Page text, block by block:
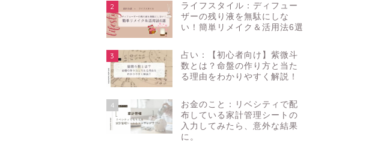
2
ライフスタイル：ディフュー
ザーの残り液を無駄にしな
い！簡単リメイク＆活用法6選
3
占い：【初心者向け】紫微斗
数とは？命盤の作り方と当た
る理由をわかりやすく解説！
4
お金のこと：リベシティで配
布している家計管理シートの
入力してみたら、意外な結果
に。